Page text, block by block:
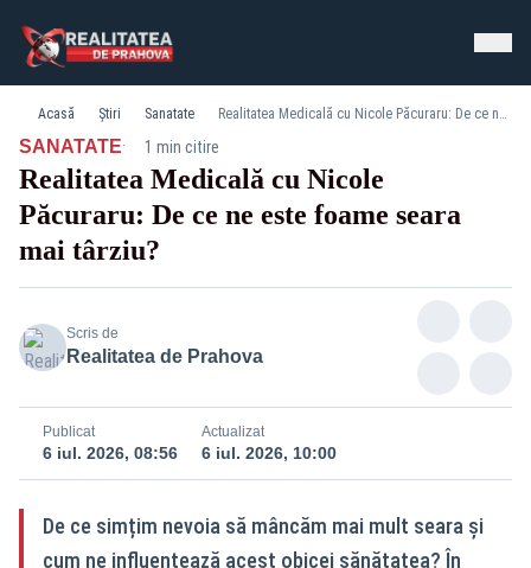
Acasă Știri Sanatate Realitatea Medicală cu Nicole Păcuraru: De ce ne este foame seara mai târziu?
SANATATE· 1 min citire
Realitatea Medicală cu Nicole
Păcuraru: De ce ne este foame seara
mai târziu?
Scris de
Realitatea de Prahova
Publicat
6 iul. 2026, 08:56
Actualizat
6 iul. 2026, 10:00
De ce simțim nevoia să mâncăm mai mult seara și
cum ne influențează acest obicei sănătatea? În